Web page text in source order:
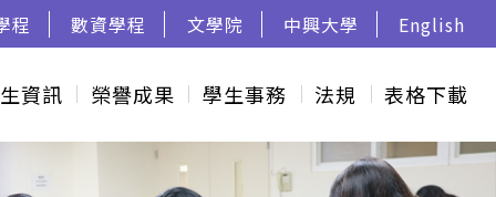
程 數資學程 文學院 中興大學 English
資訊 榮譽成果 學生事務 法規 表格下載